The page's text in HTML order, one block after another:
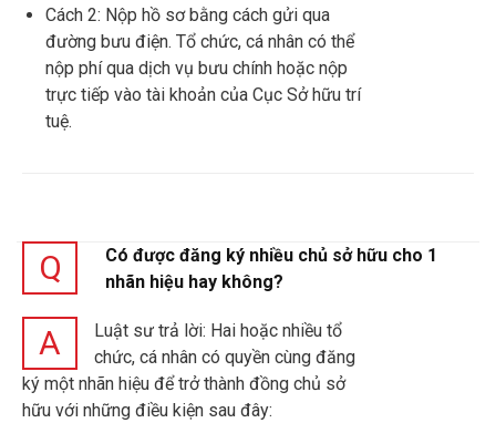
Cách 2: Nộp hồ sơ bằng cách gửi qua
đường bưu điện. Tổ chức, cá nhân có thể
nộp phí qua dịch vụ bưu chính hoặc nộp
trực tiếp vào tài khoản của Cục Sở hữu trí
tuệ.
Q
Có được đăng ký nhiều chủ sở hữu cho 1
nhãn hiệu hay không?
A
Luật sư trả lời: Hai hoặc nhiều tổ
chức, cá nhân có quyền cùng đăng
ký một nhãn hiệu để trở thành đồng chủ sở
hữu với những điều kiện sau đây: